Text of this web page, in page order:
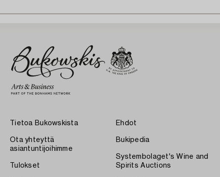
Tietoa Bukowskista
Ota yhteyttä
asiantuntijoihimme
Tulokset
Ehdot
Bukipedia
Systembolaget's Wine and
Spirits Auctions